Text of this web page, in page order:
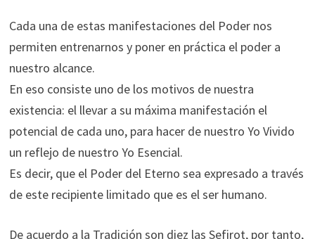
Cada una de estas manifestaciones del Poder nos
permiten entrenarnos y poner en práctica el poder a
nuestro alcance.
En eso consiste uno de los motivos de nuestra
existencia: el llevar a su máxima manifestación el
potencial de cada uno, para hacer de nuestro Yo Vivido
un reflejo de nuestro Yo Esencial.
Es decir, que el Poder del Eterno sea expresado a través
de este recipiente limitado que es el ser humano.
De acuerdo a la Tradición son diez las Sefirot, por tanto,